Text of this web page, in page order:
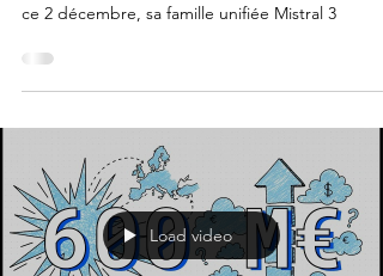
ce 2 décembre, sa famille unifiée Mistral 3
Load video